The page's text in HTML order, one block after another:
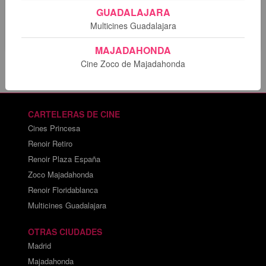
CARTELERAS DE CINE
Cines Princesa
Renoir Retiro
Renoir Plaza España
Zoco Majadahonda
Renoir Floridablanca
Multicines Guadalajara
OTRAS CIUDADES
Madrid
Majadahonda
GUADALAJARA
Multicines Guadalajara
MAJADAHONDA
Cine Zoco de Majadahonda